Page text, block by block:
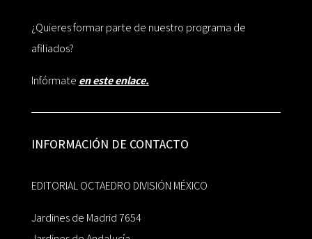
¿Quieres formar parte de nuestro programa de
afiliados?
Infórmate en este enlace.
INFORMACIÓN DE CONTACTO
EDITORIAL OCTAEDRO DIVISIÓN MÉXICO
Jardines de Madrid 7654